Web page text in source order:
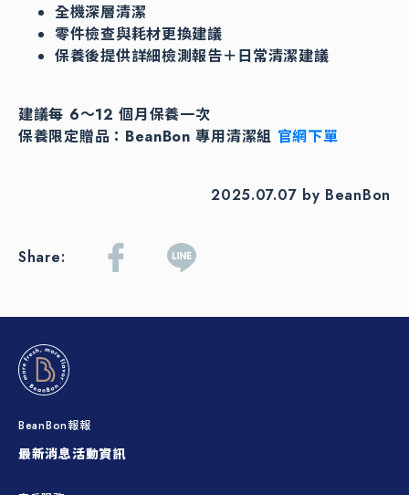
全機深層清潔
零件檢查與耗材更換建議
保養後提供詳細檢測報告＋日常清潔建議
建議每 6～12 個月保養一次
保養限定贈品：BeanBon 專用清潔組 官網下單
2025.07.07 by BeanBon
Share:
BeanBon報報
最新消息活動資訊